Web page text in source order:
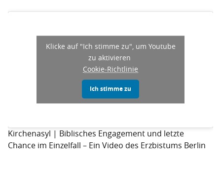
Klicke auf "Ich stimme zu", um Youtube
zu aktivieren
Cookie-Richtlinie
Ich stimme zu
Kirchenasyl | Biblisches Engagement und letzte
Chance im Einzelfall – Ein Video des Erzbistums Berlin